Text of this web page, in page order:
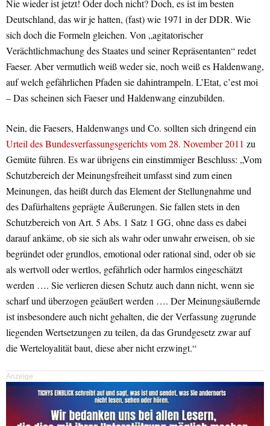
Nie wieder ist jetzt! Oder doch nicht? Doch, es ist im besten
Deutschland, das wir je hatten, (fast) wie 1971 in der DDR. Wie
sich doch die Formeln gleichen. Von „agitatorischer
Verächtlichmachung des Staates und seiner Repräsentanten“ redet
Faeser. Aber vermutlich weiß weder sie, noch weiß es Haldenwang,
auf welch gefährlichen Pfaden sie dahintrampeln. L’Etat, c’est moi
– Das scheinen sich Faeser und Haldenwang einzubilden.
Nein, die Faesers, Haldenwangs und Co. sollten sich dringend ein
Urteil des Bundesverfassungsgerichts vom 28. November 2011 zu
Gemüte führen. Es war übrigens ein einstimmiger Beschluss: „Vom
Schutzbereich der Meinungsfreiheit umfasst sind zum einen
Meinungen, das heißt durch das Element der Stellungnahme und
des Dafürhaltens geprägte Äußerungen. Sie fallen stets in den
Schutzbereich von Art. 5 Abs. 1 Satz 1 GG, ohne dass es dabei
darauf ankäme, ob sie sich als wahr oder unwahr erweisen, ob sie
begründet oder grundlos, emotional oder rational sind, oder ob sie
als wertvoll oder wertlos, gefährlich oder harmlos eingeschätzt
werden …. Sie verlieren diesen Schutz auch dann nicht, wenn sie
scharf und überzogen geäußert werden …. Der Meinungsäußernde
ist insbesondere auch nicht gehalten, die der Verfassung zugrunde
liegenden Wertsetzungen zu teilen, da das Grundgesetz zwar auf
die Werteloyalität baut, diese aber nicht erzwingt.“
Anzeige